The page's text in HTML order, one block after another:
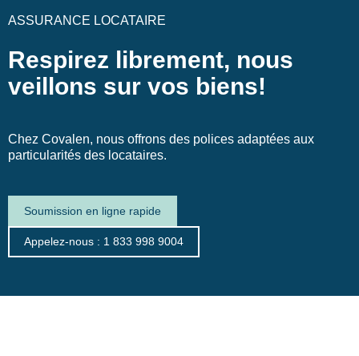
ASSURANCE LOCATAIRE
Respirez librement, nous
veillons sur vos biens!
Chez Covalen, nous offrons des polices adaptées aux
particularités des locataires.
Soumission en ligne rapide
Appelez-nous : 1 833 998 9004